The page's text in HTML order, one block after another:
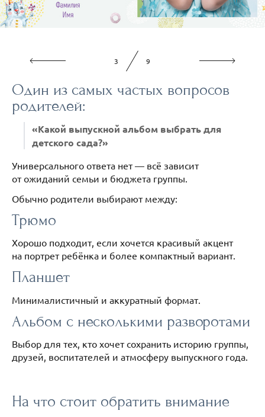
4 9
Один из самых частых вопросов
родителей:
«Какой выпускной альбом выбрать для
детского сада?»
Универсального ответа нет — всё зависит
от ожиданий семьи и бюджета группы.
Обычно родители выбирают между:
Трюмо
Хорошо подходит, если хочется красивый акцент
на портрет ребёнка и более компактный вариант.
Планшет
Минималистичный и аккуратный формат.
Альбом с несколькими разворотами
Выбор для тех, кто хочет сохранить историю группы,
друзей, воспитателей и атмосферу выпускного года.
На что стоит обратить внимание